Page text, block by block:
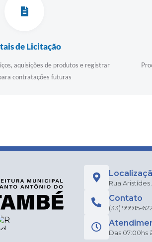
de Licitação
aquisições de produtos e registrar
contratações futuras
Rua
Contato
(33) 99915-
Das 07:00hs